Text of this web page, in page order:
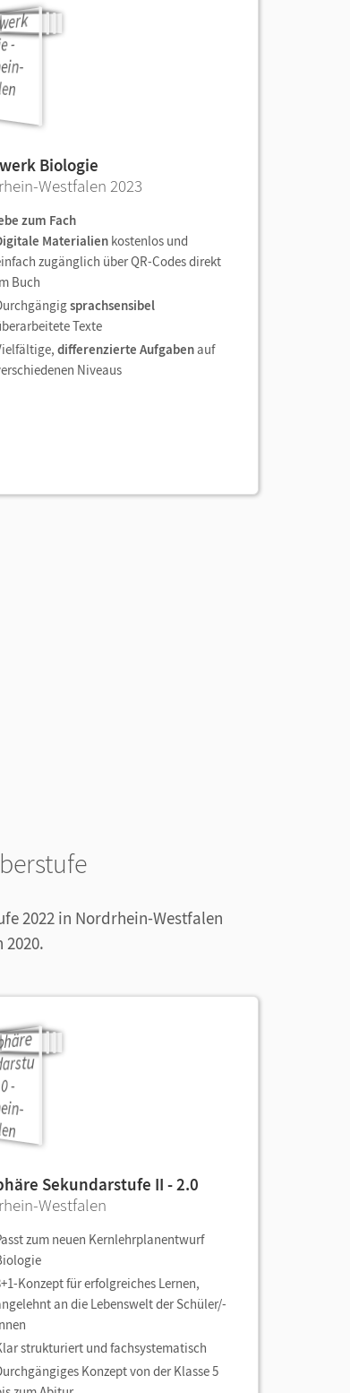
Biologie
Westfalen 2023
zum Fach
Materialien kostenlos und
zugänglich über QR-Codes direkt
Buch
sprachsensibel
Texte
differenzierte Aufgabenauf
Niveaus
2022 in Nordrhein-Westfalen
Sekundarstufe II - 2.0
Westfalen
zum neuen Kernlehrplanentwurf
Konzept für erfolgreiches Lernen,
an die Lebenswelt der Schüler/-
strukturiert und fachsystematisch
Konzept von der Klasse 5